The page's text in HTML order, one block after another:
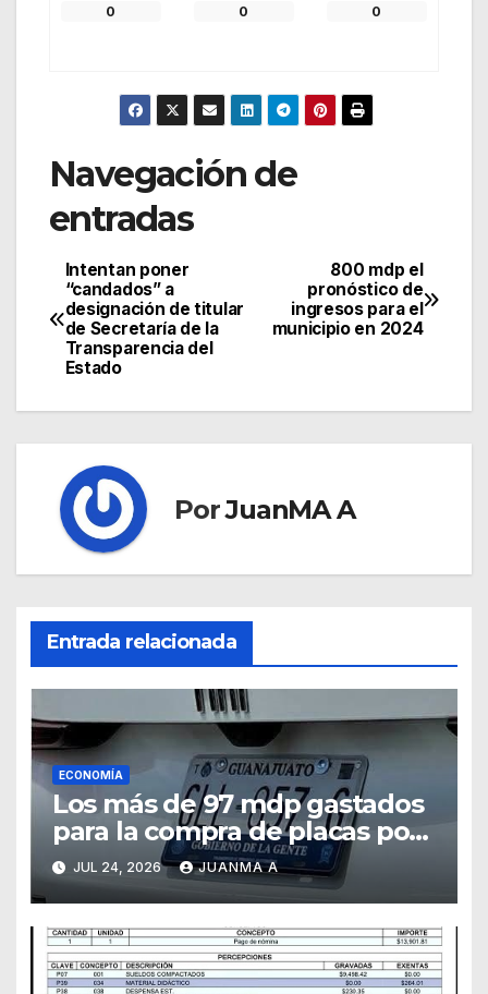
0 0 0
Navegación de
entradas
800 mdp el
pronóstico de
ingresos para el
municipio en 2024
Intentan poner
“candados” a
designación de titular
de Secretaría de la
Transparencia del
Estado
PorJuanMA A
Entrada relacionada
ECONOMÍA
Los más de 97 mdp gastados
para la compra de placas por
el Estado pudieron ejercerse
a otras prioridades
JUL 24, 2026 JUANMA A